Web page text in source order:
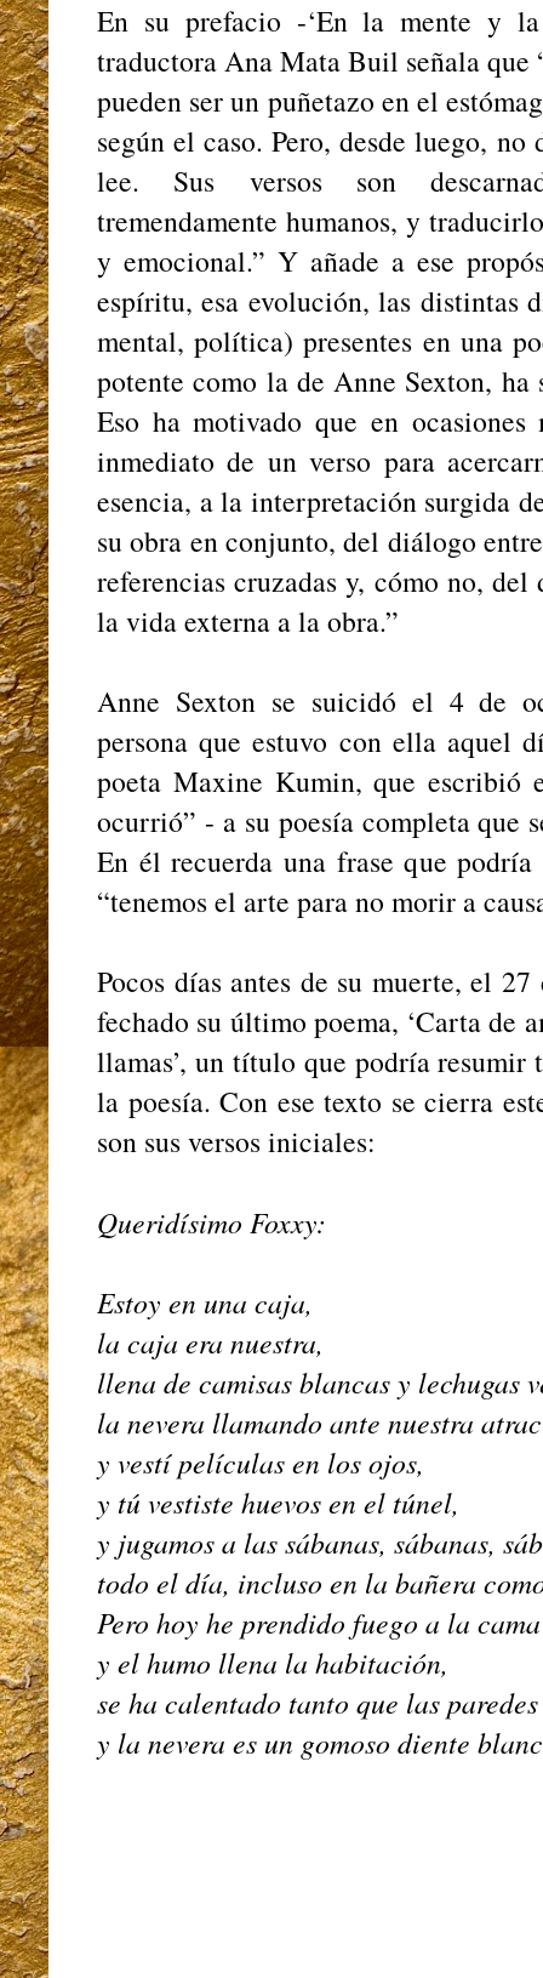
En su prefacio -‘En la mente y
traductora Ana Mata Buil señala que
pueden ser un puñetazo en el
según el caso. Pero, desde luego,
lee. Sus versos son
tremendamente humanos, y
y emocional.” Y añade a ese
espíritu, esa evolución, las distintas
mental, política) presentes en una
potente como la de Anne Sexton,
Eso ha motivado que en
inmediato de un verso para
esencia, a la interpretación surgida
su obra en conjunto, del diálogo
referencias cruzadas y, cómo no,
la vida externa a la obra.”
Anne Sexton se suicidó el 4 de
persona que estuvo con ella aquel
poeta Maxine Kumin, que escribió
ocurrió” - a su poesía completa que
En él recuerda una frase que
“tenemos el arte para no morir a
Pocos días antes de su muerte, el
fechado su último poema, ‘Carta de
llamas’, un título que podría
la poesía. Con ese texto se cierra
son sus versos iniciales:
Queridísimo Foxxy:
Estoy en una caja,
la caja era nuestra,
llena de camisas blancas y lechugas
la nevera llamando ante nuestra
y vestí películas en los ojos,
y tú vestiste huevos en el túnel,
y jugamos a las sábanas, sábanas,
todo el día, incluso en la bañera
Pero hoy he prendido fuego a la
y el humo llena la habitación,
se ha calentado tanto que las
y la nevera es un gomoso diente